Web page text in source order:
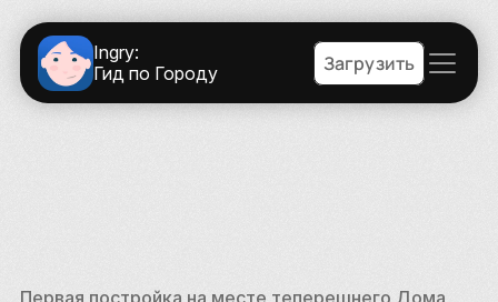
Ingry:
Гид по Городу
Загрузить
Первая постройка на месте теперешнего Дома